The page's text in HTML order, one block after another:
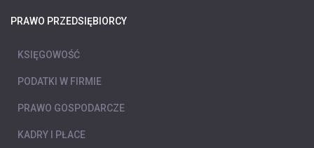
PRAWO PRZEDSIĘBIORCY
KSIĘGOWOŚĆ
PODATKI W FIRMIE
PRAWO GOSPODARCZE
KADRY I PŁACE